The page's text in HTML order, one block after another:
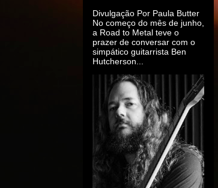
Divulgação Por Paula Butter
No começo do mês de junho,
a Road to Metal teve o
prazer de conversar com o
simpático guitarrista Ben
Hutcherson...